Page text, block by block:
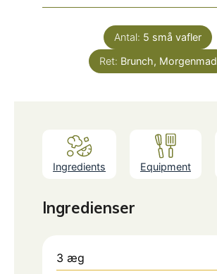
Antal: 5 små vafler
Ret: Brunch, Morgenmad
Ingredients Equipment
Ingredienser
3 æg